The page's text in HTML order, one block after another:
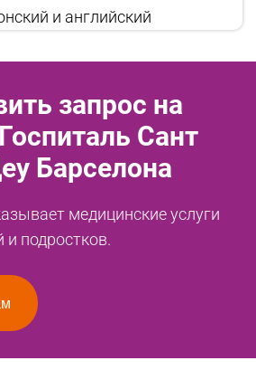
и английский
запрос на
Сант
Барселона
медицинские услуги
и подростков.